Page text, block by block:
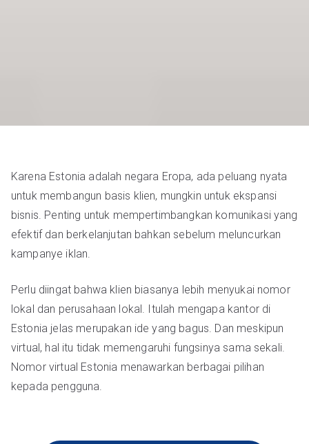
Karena Estonia adalah negara Eropa, ada peluang nyata
untuk membangun basis klien, mungkin untuk ekspansi
bisnis. Penting untuk mempertimbangkan komunikasi yang
efektif dan berkelanjutan bahkan sebelum meluncurkan
kampanye iklan.
Perlu diingat bahwa klien biasanya lebih menyukai nomor
lokal dan perusahaan lokal. Itulah mengapa kantor di
Estonia jelas merupakan ide yang bagus. Dan meskipun
virtual, hal itu tidak memengaruhi fungsinya sama sekali.
Nomor virtual Estonia menawarkan berbagai pilihan
kepada pengguna.